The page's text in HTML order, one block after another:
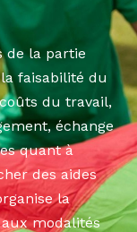
de la partie
faisabilité du
du travail,
échange
quant à
des aides
la
modalités